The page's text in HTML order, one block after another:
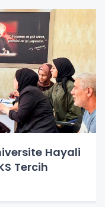
Hayali
Tercih